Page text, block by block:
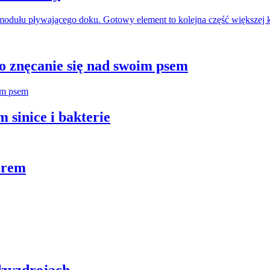
pływającego doku. Gotowy element to kolejna część
się nad swoim psem
sinice i bakterie